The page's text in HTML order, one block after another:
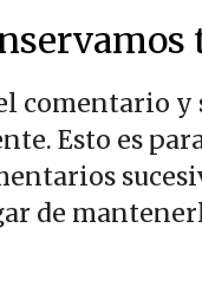
comentario y
Esto es
de